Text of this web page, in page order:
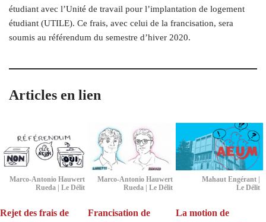
étudiant avec l’Unité de travail pour l’implantation de logement
étudiant (UTILE). Ce frais, avec celui de la francisation, sera
soumis au référendum du semestre d’hiver 2020.
Articles en lien
Marco-Antonio Hauwert
Rueda | Le Délit
Rejet des frais de
Marco-Antonio Hauwert
Rueda | Le Délit
Francisation de
Mahaut Engérant |
Le Délit
La motion de